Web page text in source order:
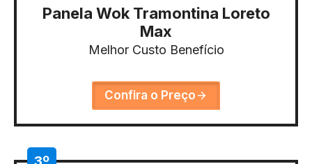
Panela Wok Tramontina Loreto
Max
Melhor Custo Benefício
Confira o Preço